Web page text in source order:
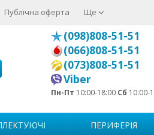
Публічна оферта Ще
(098)808-51-51
(066)808-51-51
(073)808-51-51
Viber
Пн-Пт 10:00-18:00 Сб 10:00-
ПЕРИФЕРІЯ